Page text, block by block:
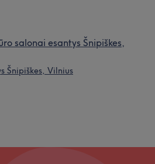
salonai esantys Šnipiškes,
Šnipiškes, Vilnius